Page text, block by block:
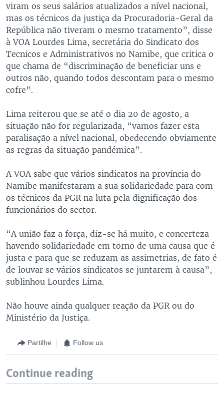
viram os seus salários atualizados a nível nacional,
mas os técnicos da justiça da Procuradoria-Geral da
República não tiveram o mesmo tratamento”, disse
à VOA Lourdes Lima, secretária do Sindicato dos
Tecnicos e Administrativos no Namibe, que critica o
que chama de “discriminação de beneficiar uns e
outros não, quando todos descontam para o mesmo
cofre”.
Lima reiterou que se até o dia 20 de agosto, a
situação não for regularizada, “vamos fazer esta
paralisação a nível nacional, obedecendo obviamente
as regras da situação pandémica”.
A VOA sabe que vários sindicatos na província do
Namibe manifestaram a sua solidariedade para com
os técnicos da PGR na luta pela dignificação dos
funcionários do sector.
“A união faz a força, diz-se há muito, e concerteza
havendo solidariedade em torno de uma causa que é
justa e para que se reduzam as assimetrias, de fato é
de louvar se vários sindicatos se juntarem à causa”,
sublinhou Lourdes Lima.
Não houve ainda qualquer reação da PGR ou do
Ministério da Justiça.
Partilhe Follow us
Continue reading